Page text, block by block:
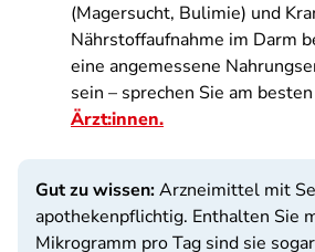
(Magersucht, Bulimie) und
Nährstoffaufnahme im Darm
eine angemessene
sein – sprechen Sie am
Ärzt:innen.
Gut zu wissen:Arzneimittel mit
apothekenpflichtig. Enthalten Sie
Mikrogramm pro Tag sind sie sogar